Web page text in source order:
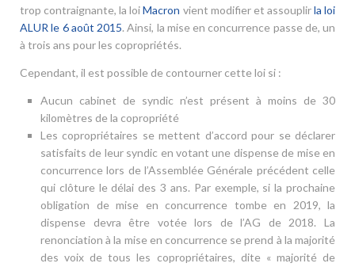
trop contraignante, la loiMacron vient modifier et assouplirla loi
ALUR le 6 août 2015. Ainsi, la mise en concurrence passe de, un
à trois ans pour les copropriétés.
Cependant, il est possible de contourner cette loi si :
Aucun cabinet de syndic n’est présent à moins de 30
kilomètres de la copropriété
Les copropriétaires se mettent d’accord pour se déclarer
satisfaits de leur syndic en votant une dispense de mise en
concurrence lors de l’Assemblée Générale précédent celle
qui clôture le délai des 3 ans. Par exemple, si la prochaine
obligation de mise en concurrence tombe en 2019, la
dispense devra être votée lors de l’AG de 2018. La
renonciation à la mise en concurrence se prend à la majorité
des voix de tous les copropriétaires, dite « majorité de